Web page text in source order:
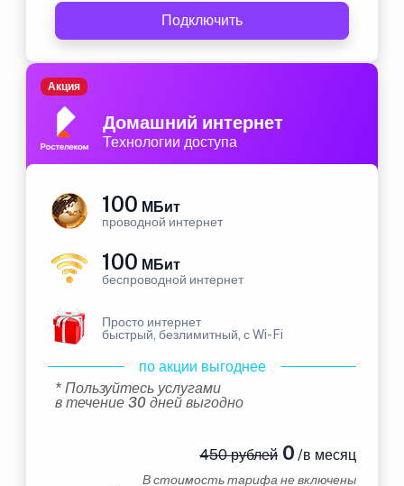
Подключить
Домашний интернет
Технологии доступа
Акция
100 МБит
проводной интернет
100 МБит
беспроводной интернет
Просто интернет
быстрый, безлимитный, с Wi-Fi
по акции выгоднее
* Пользуйтесь услугами
в течение 30 дней выгодно
450 рублей0 /в месяц
В стоимость тарифа не включены